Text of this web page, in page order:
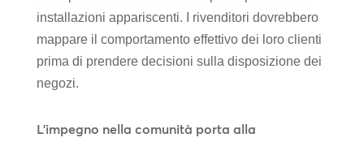
installazioni appariscenti. I rivenditori dovrebbero
mappare il comportamento effettivo dei loro clienti
prima di prendere decisioni sulla disposizione dei
negozi.
L’impegno nella comunità porta alla